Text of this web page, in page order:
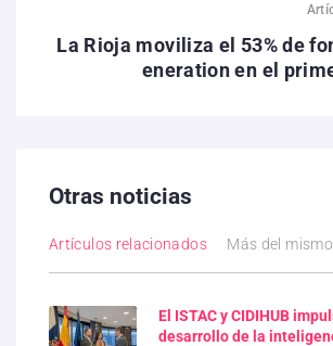
La Rioja moviliza el 53% de
eneration en el
Otras noticias
Artículos relacionados Más del
El ISTAC y CIDIHUB
desarrollo de la